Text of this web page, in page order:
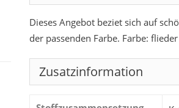
Dieses Angebot beziet sich auf
der passenden Farbe. Farbe:
Zusatzinformation